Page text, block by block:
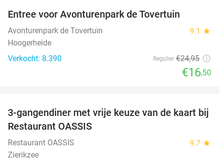
Entree voor Avonturenpark de Tovertuin
Avonturenpark de Tovertuin 9.1 star
Hoogerheide
Verkocht: 8.390
Regulier €24,95
€16,50
43%
3-gangendiner met vrije keuze van de kaart bij
Restaurant OASSIS
Restaurant OASSIS 9.7 star
Zierikzee